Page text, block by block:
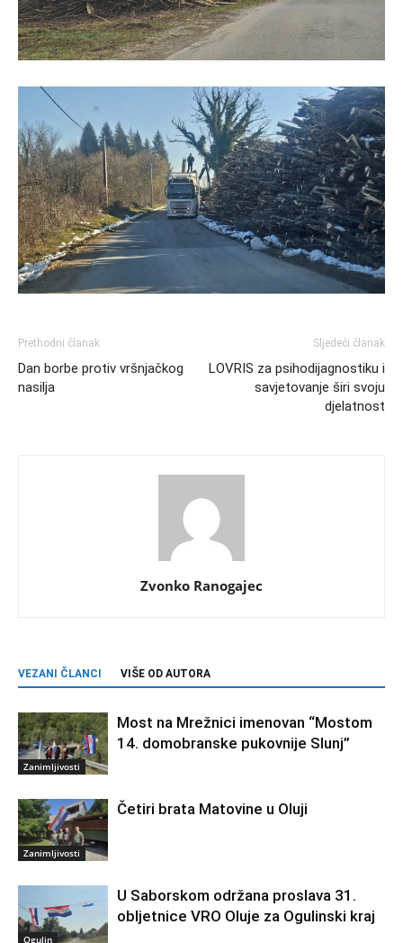
Prethodni članak
Dan borbe protiv vršnjačkog
nasilja
Sljedeći članak
LOVRIS za psihodijagnostiku i
savjetovanje širi svoju
djelatnost
Zvonko Ranogajec
VEZANI ČLANCI VIŠE OD AUTORA
Zanimljivosti
Most na Mrežnici imenovan “Mostom
14. domobranske pukovnije Slunj”
Zanimljivosti
Četiri brata Matovine u Oluji
Ogulin
U Saborskom održana proslava 31.
obljetnice VRO Oluje za Ogulinski kraj